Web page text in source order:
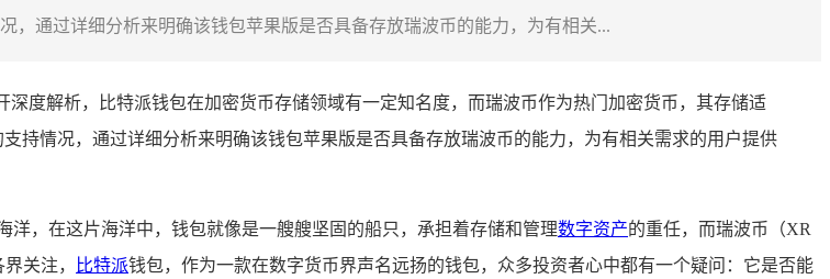
通过详细分析来明确该钱包苹果版是否具备存放瑞波币的能力，为有相关...
深度解析，比特派钱包在加密货币存储领域有一定知名度，而瑞波币作为热门加密货币，其存储适
持情况，通过详细分析来明确该钱包苹果版是否具备存放瑞波币的能力，为有相关需求的用户提供
，在这片海洋中，钱包就像是一艘艘坚固的船只，承担着存储和管理数字资产的重任，而瑞波币（XR
关注，
比特派钱包，作为一款在数字货币界声名远扬的钱包，众多投资者心中都有一个疑问：它是否能